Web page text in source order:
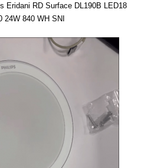
Eridani RD Surface DL190B LED18
24W 840 WH SNI